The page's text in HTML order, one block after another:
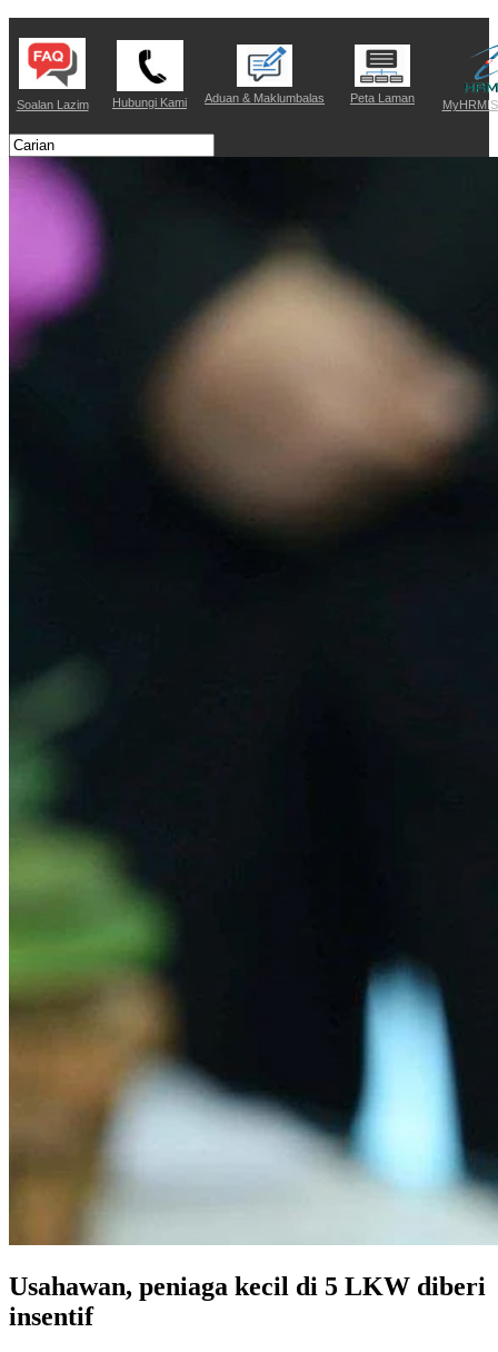
Soalan Lazim Hubungi Kami Aduan & Maklumbalas Peta Laman
Usahawan, peniaga kecil di 5 LKW diberi
insentif